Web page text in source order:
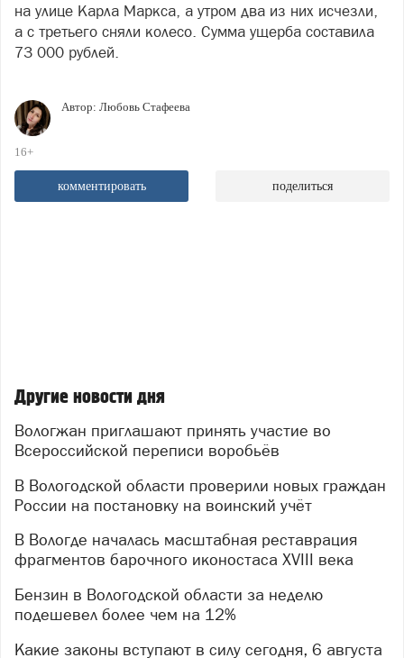
на улице Карла Маркса, а утром два из них исчезли,
а с третьего сняли колесо. Сумма ущерба составила
73 000 рублей.
Автор: Любовь Стафеева
16+
комментировать поделиться
Другие новости дня
Вологжан приглашают принять участие во
Всероссийской переписи воробьёв
В Вологодской области проверили новых граждан
России на постановку на воинский учёт
В Вологде началась масштабная реставрация
фрагментов барочного иконостаса XVIII века
Бензин в Вологодской области за неделю
подешевел более чем на 12%
Какие законы вступают в силу сегодня, 6 августа